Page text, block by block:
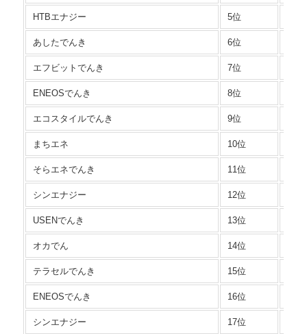
HTBエナジー 5位
あしたでんき 6位
エフビットでんき 7位
ENEOSでんき 8位
エコスタイルでんき 9位
まちエネ 10位
そらエネでんき 11位
シンエナジー 12位
USENでんき 13位
オカでん 14位
テラセルでんき 15位
ENEOSでんき 16位
シンエナジー 17位